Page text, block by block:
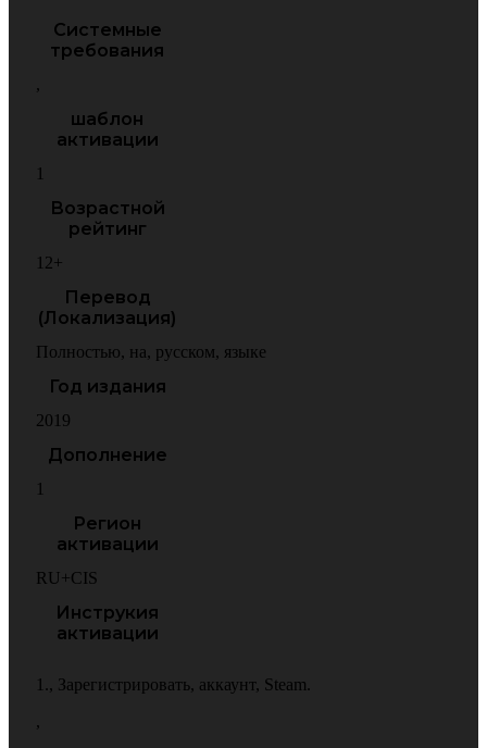
Системные
требования
,
шаблон
активации
1
Возрастной
рейтинг
12+
Перевод
(Локализация)
Полностью, на, русском, языке
Год издания
2019
Дополнение
1
Регион
активации
RU+CIS
Инструкия
активации
1., Зарегистрировать, аккаунт, Steam.
,